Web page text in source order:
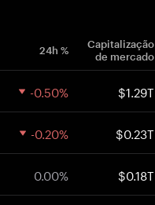
24h %
Capitalização
de mercado
-0.50% $1.29T
-0.20% $0.23T
0.00% $0.18T